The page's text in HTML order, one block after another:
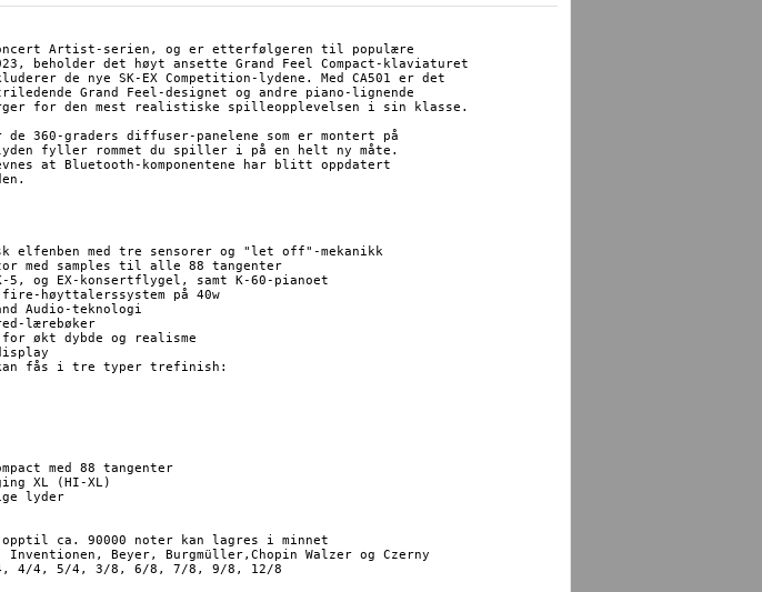
Artist-serien, og er etterfølgeren til populære
beholder det høyt ansette Grand Feel Compact-klaviaturet
de nye SK-EX Competition-lydene. Med CA501 er det
Grand Feel-designet og andre piano-lignende
for den mest realistiske spilleopplevelsen i sin klasse.
de 360-graders diffuser-panelene som er montert på
fyller rommet du spiller i på en helt ny måte.
at Bluetooth-komponentene har blitt oppdatert
elfenben med tre sensorer og "let off"-mekanikk
med samples til alle 88 tangenter
5, og EX-konsertflygel, samt K-60-pianoet
høyttalerssystem på 40w
Audio-teknologi
lærebøker
for økt dybde og realisme
fås i tre typer trefinish: